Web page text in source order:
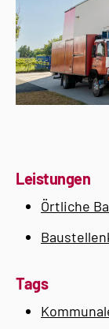
Leistungen
Örtliche
Tags